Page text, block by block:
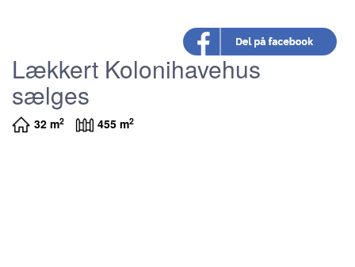
Lækkert Kolonihavehus
sælges
32 m2 455 m2